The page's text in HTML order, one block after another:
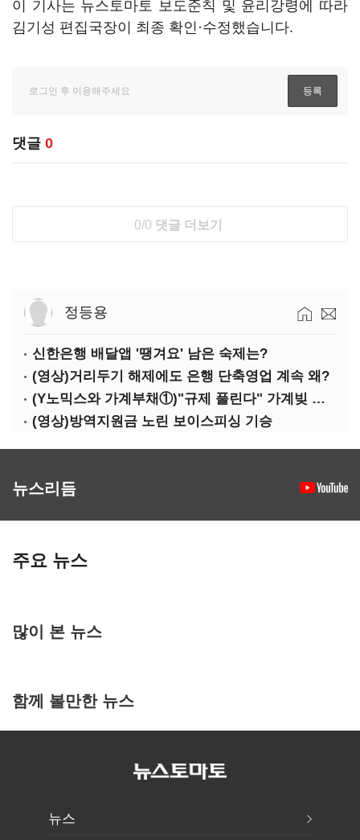
이 기사는 뉴스토마토 보도준칙 및 윤리강령에 따라
김기성 편집국장이 최종 확인·수정했습니다.
댓글 0
0/0 댓글 더보기
정등용
신한은행 배달앱 '땡겨요' 남은 숙제는?
(영상)거리두기 해제에도 은행 단축영업 계속 왜?
(Y노믹스와 가계부채①)"규제 풀린다" 가계빚 다시 꿈틀
(영상)방역지원금 노린 보이스피싱 기승
뉴스리듬
주요 뉴스
많이 본 뉴스
함께 볼만한 뉴스
뉴스